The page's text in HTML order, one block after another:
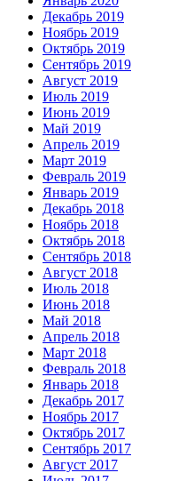
Декабрь 2019
Ноябрь 2019
Октябрь 2019
Сентябрь 2019
Август 2019
Июль 2019
Июнь 2019
Май 2019
Апрель 2019
Март 2019
Февраль 2019
Январь 2019
Декабрь 2018
Ноябрь 2018
Октябрь 2018
Сентябрь 2018
Август 2018
Июль 2018
Июнь 2018
Май 2018
Апрель 2018
Март 2018
Февраль 2018
Январь 2018
Декабрь 2017
Ноябрь 2017
Октябрь 2017
Сентябрь 2017
Август 2017